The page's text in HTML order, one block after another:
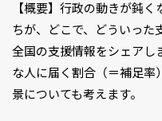
【概要】行政の動きが鈍
ちが、どこで、どういった
全国の支援情報をシェアし
な人に届く割合（＝補足率
景についても考えます。